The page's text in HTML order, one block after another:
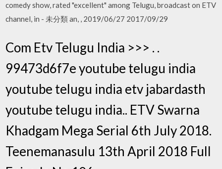
comedy show, rated "excellent" among Telugu, broadcast on ETV
channel, in - 未分類 an, , 2019/06/27 2017/09/29
Com Etv Telugu India >>> . .
99473d6f7e youtube telugu india
youtube telugu india etv jabardasth
youtube telugu india.. ETV Swarna
Khadgam Mega Serial 6th July 2018.
Teenemanasulu 13th April 2018 Full